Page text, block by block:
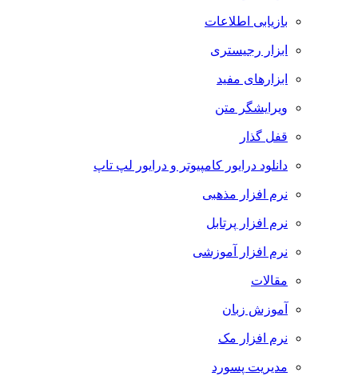
بازیابی اطلاعات
ابزار رجیستری
ابزارهای مفید
ویرایشگر متن
قفل گذار
دانلود درایور کامپیوتر و درایور لپ تاپ
نرم افزار مذهبی
نرم افزار پرتابل
نرم افزار آموزشی
مقالات
آموزش زبان
نرم افزار مک
مدیریت پسورد